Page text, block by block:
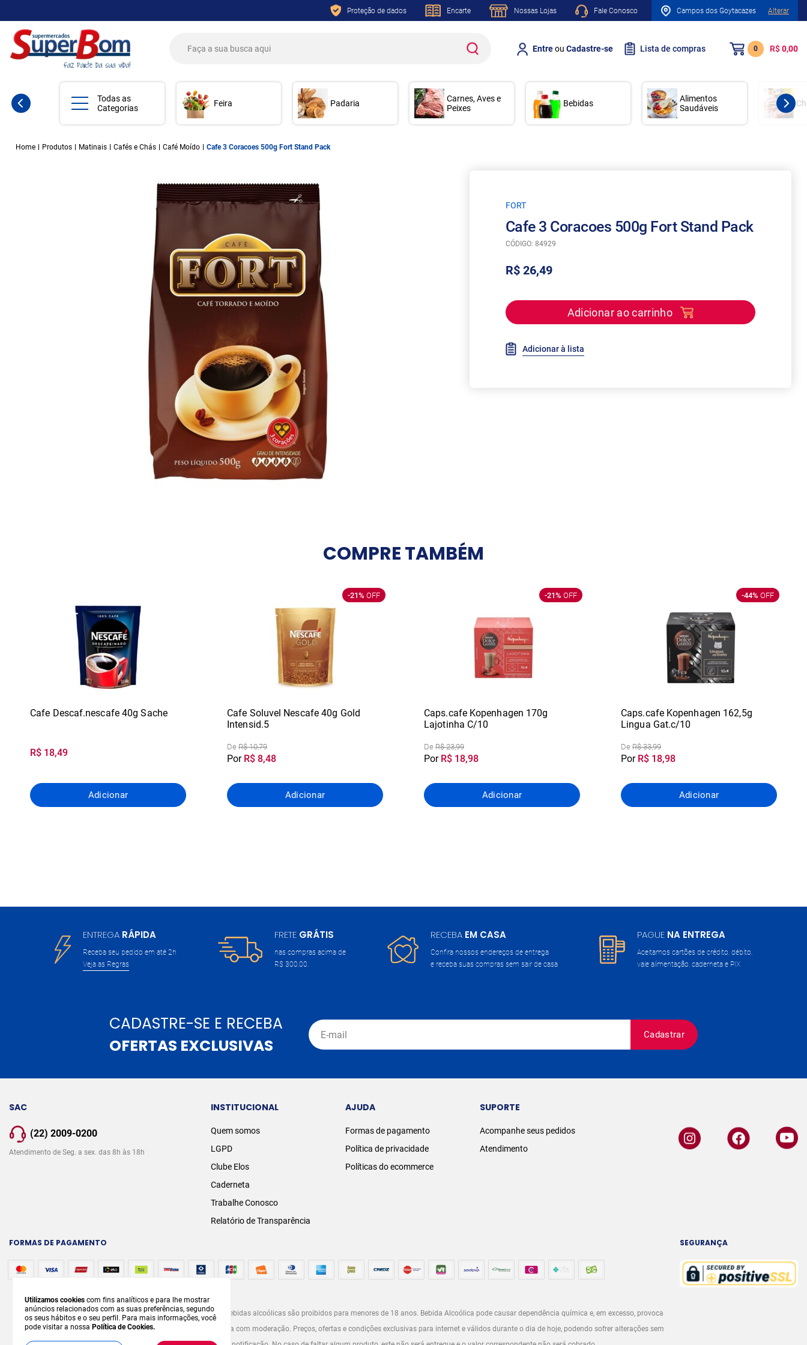
Proteção de dados Encarte Nossas Lojas Fale Conosco Campos dos Goytacazes Alterar
Entreou Cadastre-se Lista de compras R$0,00
0
Todas as
Categorias
Feira Padaria
Carnes, Aves e
Peixes
Bebidas
Alimentos
Saudáveis
Home Produtos Matinais Cafés e Chás Café Moído Cafe 3 Coracoes 500g Fort Stand Pack
FORT
Cafe 3 Coracoes 500g Fort Stand Pack
CÓDIGO: 84929
R$ 26,49
Adicionar ao carrinho
Adicionar à lista
COMPRETAMBÉM
Cafe Descaf.nescafe 40g Sache
R$ 18,49
Adicionar
-21% OFF
Cafe Soluvel Nescafe 40g Gold
Intensid.5
De R$ 10,79
Por R$ 8,48
Adicionar
-21% OFF
Caps.cafe Kopenhagen 170g
Lajotinha C/10
De R$ 23,99
Por R$ 18,98
Adicionar
-44% OFF
Caps.cafe Kopenhagen 162,5g
Lingua Gat.c/10
De R$ 33,99
Por R$ 18,98
Adicionar
ENTREGA RÁPIDA
Receba seu pedido em até 2h
Veja as Regras
FRETE GRÁTIS
nas compras acima de
R$ 300,00.
RECEBA EM CASA
Confira nossos endereços de entrega
e receba suas compras sem sair de casa
PAGUE NA ENTREGA
Aceitamos cartões de crédito, débito,
vale alimentação, caderneta e PIX
CADASTRE-SE E RECEBA
OFERTAS EXCLUSIVAS
Cadastrar
SAC
(22) 2009-0200
Atendimento de Seg. a sex. das 8h às 18h
INSTITUCIONAL
Quem somos
LGPD
Clube Elos
Caderneta
Trabalhe Conosco
Relatório de Transparência
AJUDA
Formas de pagamento
Política de privacidade
Políticas do ecommerce
SUPORTE
Acompanhe seus pedidos
Atendimento
FORMAS DE PAGAMENTO SEGURANÇA
A venda e o consumo de bebidas alcoólicas são proibidos para menores de 18 anos. Bebida Alcoólica pode causar dependência química e, em excesso, provoca
graves males à saúde. Beba com moderação. Preços, ofertas e condições exclusivas para internet e válidos durante o dia de hoje, podendo sofrer alterações sem
Utilizamos cookies com fins analíticos e para lhe mostrar
anúncios relacionados com as suas preferências, segundo
os seus hábitos e o seu perfil. Para mais informações, você
pode visitar a nossa Política de Cookies.